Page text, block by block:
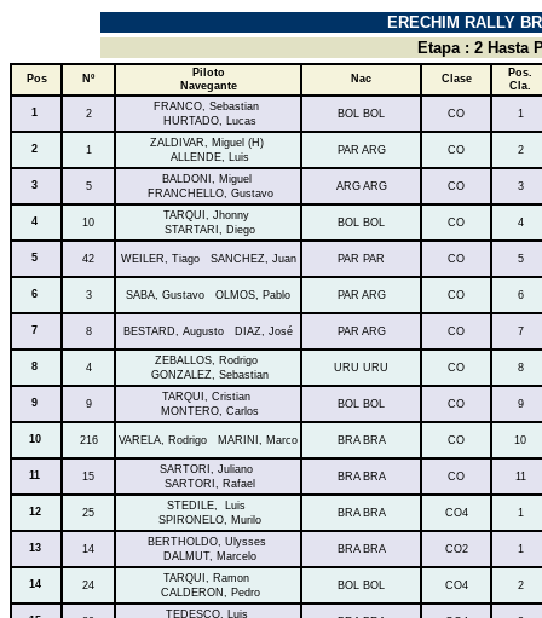
ERECHIM RALLY
Etapa : 2 Hasta
Pos Nº
Piloto
Navegante
Nac Clase
Pos.
Cla.
1 2
FRANCO, Sebastian
HURTADO, Lucas
BOL BOL CO 1
2 1
ZALDIVAR, Miguel (H)
ALLENDE, Luis
PAR ARG CO 2
3 5
BALDONI, Miguel
FRANCHELLO, Gustavo
ARG ARG CO 3
4 10
TARQUI, Jhonny
STARTARI, Diego
BOL BOL CO 4
5 42 WEILER, Tiago SANCHEZ, Juan PAR PAR CO 5
6 3 SABA, Gustavo OLMOS, Pablo PAR ARG CO 6
7 8 BESTARD, Augusto DIAZ, José PAR ARG CO 7
8 4
ZEBALLOS, Rodrigo
GONZALEZ, Sebastian
URU URU CO 8
9 9
TARQUI, Cristian
MONTERO, Carlos
BOL BOL CO 9
10 216 VARELA, Rodrigo MARINI, Marco BRA BRA CO 10
11 15
SARTORI, Juliano
SARTORI, Rafael
BRA BRA CO 11
12 25
STEDILE, Luis
SPIRONELO, Murilo
BRA BRA CO4 1
13 14
BERTHOLDO, Ulysses
DALMUT, Marcelo
BRA BRA CO2 1
14 24
TARQUI, Ramon
CALDERON, Pedro
BOL BOL CO4 2
TEDESCO, Luis